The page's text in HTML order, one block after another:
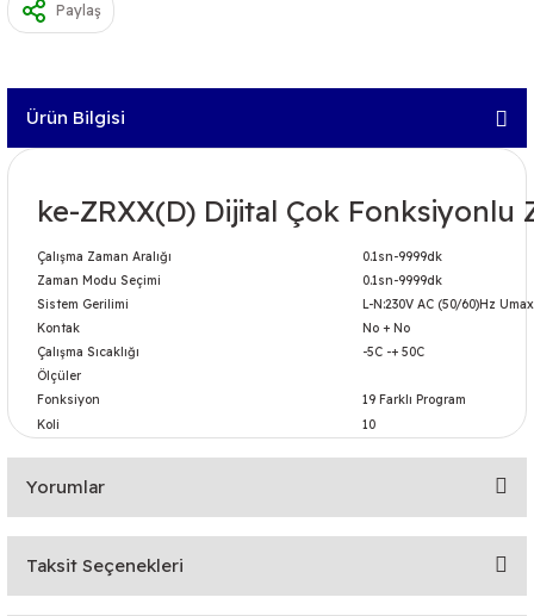
Paylaş
Ürün Bilgisi
ke-ZRXX(D) Dijital Çok Fonksiyonlu
Çalışma Zaman Aralığı
0.1sn-9999dk
Zaman Modu Seçimi
0.1sn-9999dk
Sistem Gerilimi
L-N:230V AC (50/60)Hz
Kontak
No + No
Çalışma Sıcaklığı
-5C -+ 50C
Ölçüler
Fonksiyon
19 Farklı Program
Koli
10
Yorumlar
Bu ürüne ilk yorumu siz yapın!
Taksit Seçenekleri